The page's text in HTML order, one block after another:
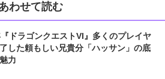
わせて読む
ドラゴンクエストVI』多くのプレイヤ
した頼もしい兄貴分「ハッサン」の底
力